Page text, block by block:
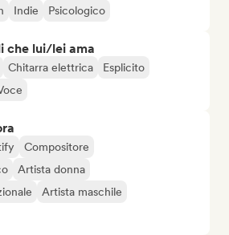
Indie Psicologico
che lui/lei ama
Chitarra elettrica
Esplicito
Compositore
Artista donna
Artista maschile